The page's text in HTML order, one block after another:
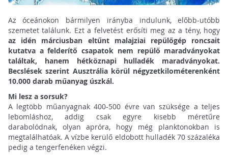
Az óceánokon bármilyen irányba indulunk, előbb-utóbb
szemetet találunk. Ezt a felvetést erősíti meg az a tény, hogy
az idén márciusban eltűnt malajziai repülőgép roncsait
kutatva a felderítő csapatok nem repülő maradványokat
találtak, hanem hétköznapi hulladék maradványokat.
Becslések szerint Ausztrália körül négyzetkilométerenként
10.000 darab műanyag úszkál.
Mi lesz a sorsuk?
A legtöbb műanyagnak 400-500 évre van szüksége a teljes
lebomláshoz, addig csak egyre kisebb méretűre
darabolódnak, olyan apróra, hogy még planktonokban is
megtalálhatóak. A vízbe kerülő eldobott hulladék 70 százaléka
pedig a tengerfenéken végzi.